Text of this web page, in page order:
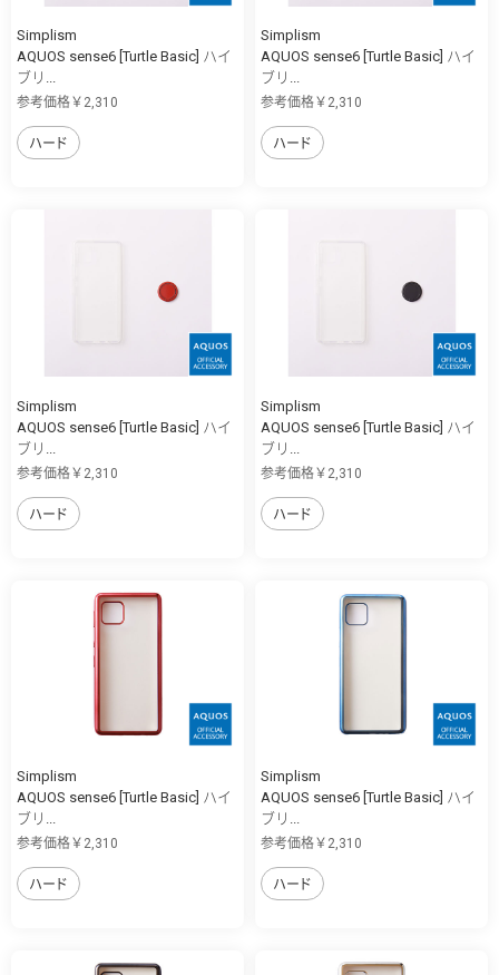
Simplism
AQUOS sense6 [Turtle Basic] ハイ
ブリ...
参考価格￥2,310
ハード
Simplism
AQUOS sense6 [Turtle Basic] ハイ
ブリ...
参考価格￥2,310
ハード
Simplism
AQUOS sense6 [Turtle Basic] ハイ
ブリ...
参考価格￥2,310
ハード
Simplism
AQUOS sense6 [Turtle Basic] ハイ
ブリ...
参考価格￥2,310
ハード
Simplism
AQUOS sense6 [Turtle Basic] ハイ
ブリ...
参考価格￥2,310
ハード
Simplism
AQUOS sense6 [Turtle Basic] ハイ
ブリ...
参考価格￥2,310
ハード